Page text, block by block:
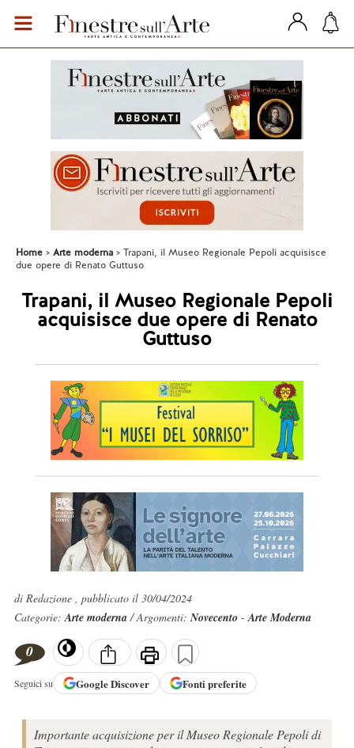
Home Arte moderna
Trapani, il Museo Regionale Pepoli acquisisce
due opere di Renato Guttuso
Trapani, il Museo Regionale Pepoli
acquisisce due opere di Renato
Guttuso
di Redazione , pubblicato il 30/04/2024
Categorie:Arte moderna/ Argomenti:Novecento -Arte Moderna
0
Seguici su GoogleDiscover Fonti preferite
Importante acquisizione per il Museo Regionale Pepoli di